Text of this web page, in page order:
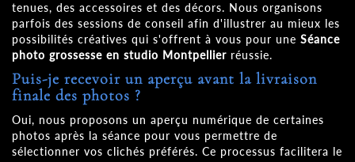
tenues, des accessoires et des décors. Nous organisons
parfois des sessions de conseil afin d'illustrer au mieux les
possibilités créatives qui s'offrent à vous pour une Séance
photo grossesse en studio Montpellier réussie.
Puis-je recevoir un aperçu avant la livraison
finale des photos ?
Oui, nous proposons un aperçu numérique de certaines
photos après la séance pour vous permettre de
sélectionner vos clichés préférés. Ce processus facilitera le